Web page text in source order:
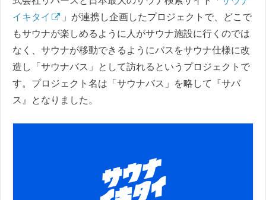
イキタイ
」が連携し企画したプロジェクトで、どこで
もサウナが楽しめるように人がサウナ施設に行くのでは
なく、サウナが移動できるようにバスをサウナ仕様に改
造し「サウナバス」として訪れるというプロジェクトで
す。プロジェクト名は「サウナバス」を略して『サバ
ス』となりました。